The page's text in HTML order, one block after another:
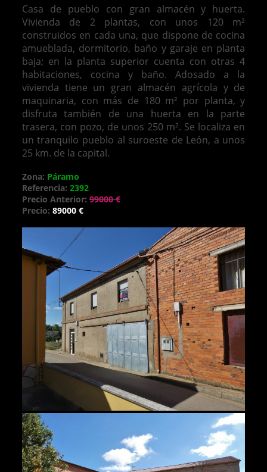
Casa de pueblo con gran almacén y huerta.
Vivienda de 2 plantas, con unos 120 m²
construidos en cada una, que dispone de cocina
amueblada, dormitorio, baño y garaje en planta
baja; en la planta superior cuenta con otras 4
habitaciones, cocina y baño. Adosado a la
vivienda tiene un gran almacén agrícola y de
maquinaria, con más de 180 m² por planta, y
disfruta también de una huerta en la parte
trasera, con pozo, de unos 250 m². Se localiza en
un tranquilo pueblo al suroeste de León, a unos
25 km. de la capital.
Zona: Páramo
Referencia: 2392
Precio Anterior: 99000 €
Precio: 89000 €